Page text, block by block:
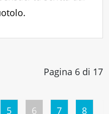
Pagina 6 di 17
5 6 7 8